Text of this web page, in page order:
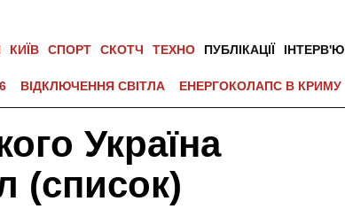
КИЇВ СПОРТ СКОТЧ ТЕХНО ПУБЛІКАЦІЇ ІНТЕРВ'Ю
ВІДКЛЮЧЕННЯ СВІТЛА ЕНЕРГОКОЛАПС В КРИМУ
Україна
(список)